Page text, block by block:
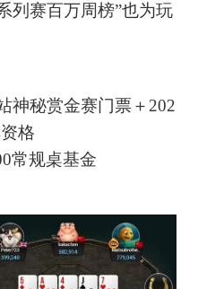
列赛百万周榜”也为玩
神秘赏金赛门票＋202
格
常规桌基金